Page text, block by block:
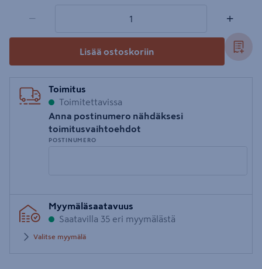
− +
Lisää ostoskoriin
Toimitus
Toimitettavissa
Anna postinumero nähdäksesi
toimitusvaihtoehdot
POSTINUMERO
postinumero
Myymäläsaatavuus
Saatavilla 35 eri myymälästä
Valitse myymälä